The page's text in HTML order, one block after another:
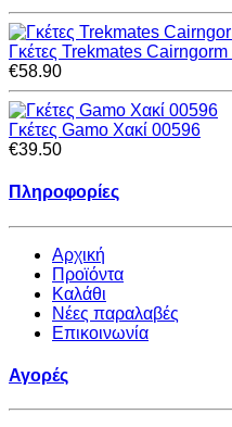
Γκέτες Trekmates
€58.90
Γκέτες Gamo Xακί 00596
€39.50
Πληροφορίες
Αρχική
Προϊόντα
Καλάθι
Νέες παραλαβές
Επικοινωνία
Αγορές